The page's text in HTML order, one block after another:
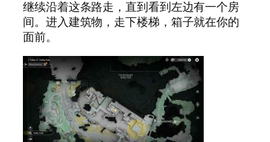
继续沿着这条路走，直到看到左边有一个房
间。进入建筑物，走下楼梯，箱子就在你的
面前。